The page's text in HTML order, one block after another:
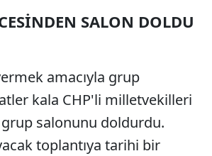
SALON DOLDU
amacıyla grup
kala CHP'li milletvekilleri
salonunu doldurdu.
toplantıya tarihi bir